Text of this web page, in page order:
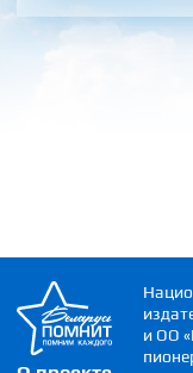
и ОО